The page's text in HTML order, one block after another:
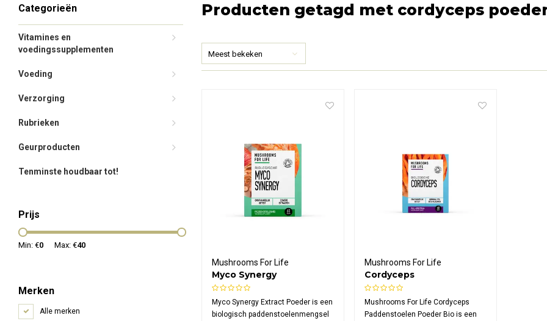
Categorieën
Vitamines en
voedingssupplementen
Voeding
Verzorging
Rubrieken
Geurproducten
Tenminste houdbaar tot!
Prijs
Min: €0 Max: €40
Merken
Alle merken
Producten getagd met cordyceps
Meest bekeken
Mushrooms For Life
Myco Synergy
Paddenstoelen Poeder
Bio
Myco Synergy Extract Poeder is een
biologisch paddenstoelenmengsel
Mushrooms For Life
Cordyceps
Paddenstoelen Poeder
Bio
Mushrooms For Life Cordyceps
Paddenstoelen Poeder Bio is een